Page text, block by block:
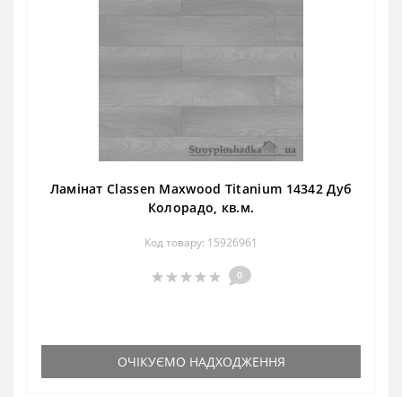
Ламінат Classen Maxwood Titanium 14342 Дуб
Колорадо, кв.м.
Код товару: 15926961
0
ОЧІКУЄМО НАДХОДЖЕННЯ